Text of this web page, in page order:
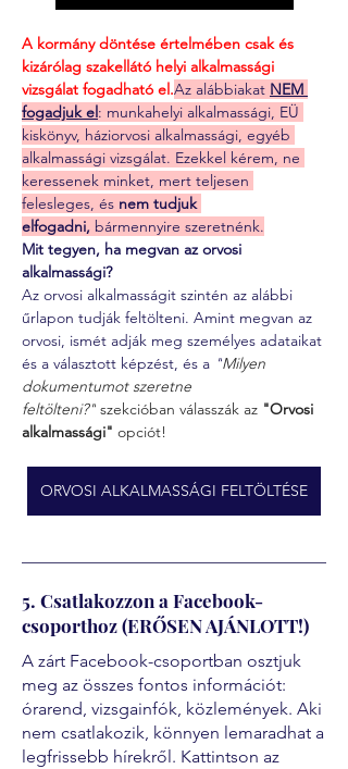
A kormány döntése értelmében csak és
kizárólag szakellátó helyi alkalmassági
vizsgálat fogadható el.Az alábbiakat NEM
fogadjuk el: munkahelyi alkalmassági, EÜ
kiskönyv, háziorvosi alkalmassági, egyéb
alkalmassági vizsgálat. Ezekkel kérem, ne
keressenek minket, mert teljesen
felesleges, és nem tudjuk
elfogadni, bármennyire szeretnénk.
Mit tegyen, ha megvan az orvosi
alkalmassági?
Az orvosi alkalmasságit szintén az alábbi
űrlapon tudják feltölteni. Amint megvan az
orvosi, ismét adják meg személyes adataikat
és a választott képzést, és a "Milyen
dokumentumot szeretne
feltölteni?" szekcióban válasszák az "Orvosi
alkalmassági" opciót!
ORVOSI ALKALMASSÁGI FELTÖLTÉSE
5. Csatlakozzon a Facebook-
csoporthoz (ERŐSEN AJÁNLOTT!)
A zárt Facebook-csoportban osztjuk
meg az összes fontos információt:
órarend, vizsgainfók, közlemények. Aki
nem csatlakozik, könnyen lemaradhat a
legfrissebb hírekről. Kattintson az